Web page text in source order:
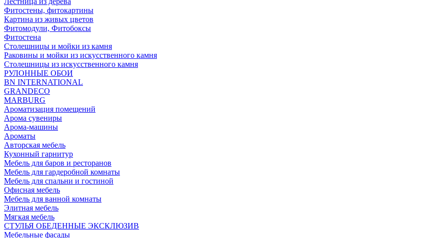
Фитостены, фитокартины
Картина из живых цветов
Фитомодули, Фитобоксы
Фитостена
Столешницы и мойки из камня
Раковины и мойки из искусственного камня
Столешницы из искусственного камня
РУЛОННЫЕ ОБОИ
BN INTERNATIONAL
GRANDECO
MARBURG
Ароматизация помещений
Арома сувениры
Арома-машины
Ароматы
Авторская мебель
Кухонный гарнитур
Мебель для баров и ресторанов
Мебель для гардеробной комнаты
Мебель для спальни и гостиной
Офисная мебель
Мебель для ванной комнаты
Элитная мебель
Мягкая мебель
СТУЛЬЯ ОБЕДЕННЫЕ ЭКСКЛЮЗИВ
Мебельные фасады